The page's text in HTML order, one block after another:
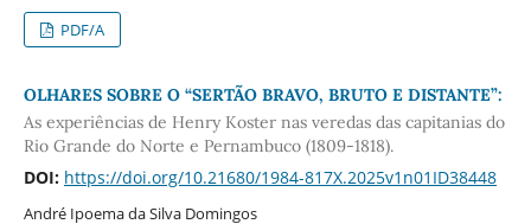
PDF/A
OLHARES SOBRE O “SERTÃO BRAVO, BRUTO E DISTANTE”:
As experiências de Henry Koster nas veredas das capitanias do
Rio Grande do Norte e Pernambuco (1809-1818).
DOI: https://doi.org/10.21680/1984-817X.2025v1n01ID38448
André Ipoema da Silva Domingos